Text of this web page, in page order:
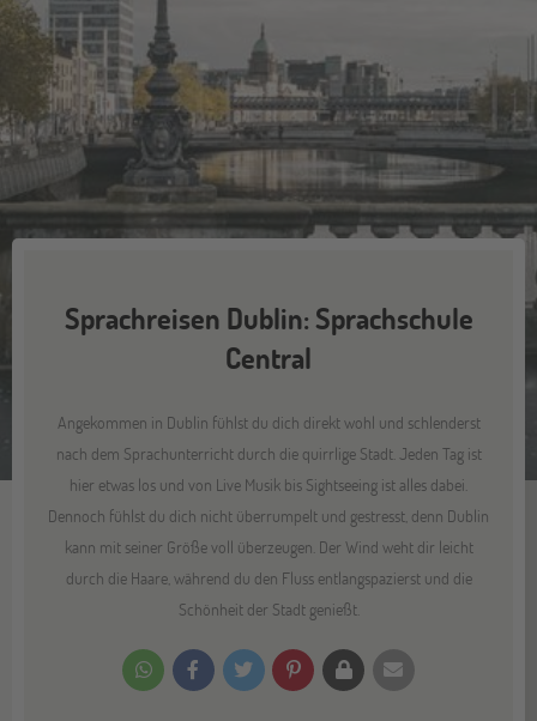
Sprachreisen Dublin: Sprachschule
Central
Angekommen in Dublin fühlst du dich direkt wohl und schlenderst
nach dem Sprachunterricht durch die quirrlige Stadt. Jeden Tag ist
hier etwas los und von Live Musik bis Sightseeing ist alles dabei.
Dennoch fühlst du dich nicht überrumpelt und gestresst, denn Dublin
kann mit seiner Größe voll überzeugen. Der Wind weht dir leicht
durch die Haare, während du den Fluss entlangspazierst und die
Schönheit der Stadt genießt.